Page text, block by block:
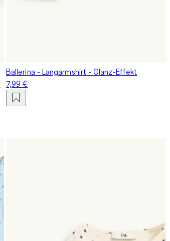
Ballerina - Langarmshirt - Glanz-Effekt
7,99 €